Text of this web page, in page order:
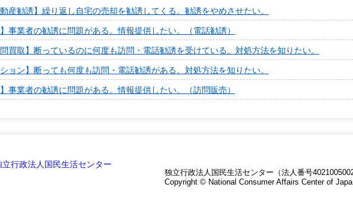
産勧誘】繰り返し自宅の売却を勧誘してくる。勧誘をやめさせたい。
事業者の勧誘に問題がある。情報提供したい。（電話勧誘）
問買取】断っているのに何度も訪問・電話勧誘を受けている。対処方法を知りたい。
ョン】断っても何度も訪問・電話勧誘がある。対処方法を知りたい。
事業者の勧誘に問題がある。情報提供したい。（訪問販売）
独立行政法人国民生活センター（法人番号
Copyright © National Consumer Affairs Center of